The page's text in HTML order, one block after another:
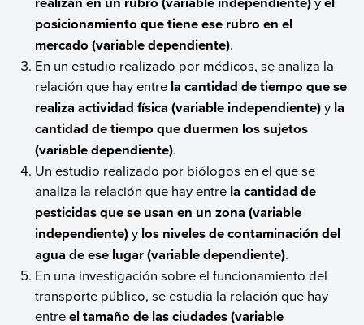
posicionamiento que tiene ese rubro en el
mercado (variable dependiente).
En un estudio realizado por médicos, se analiza la
relación que hay entre la cantidad de tiempo que se
realiza actividad física (variable independiente)y la
cantidad de tiempo que duermen los sujetos
(variable dependiente).
Un estudio realizado por biólogos en el que se
analiza la relación que hay entre la cantidad de
pesticidas que se usan en un zona (variable
independiente)y los niveles de contaminación del
agua de ese lugar (variable dependiente).
En una investigación sobre el funcionamiento del
transporte público, se estudia la relación que hay
entreel tamaño de las ciudades (variable